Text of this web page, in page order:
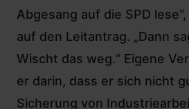
Abgesang auf die SPD
auf den Leitantrag. „Dann
Wischt das weg.“ Eigene
er darin, dass er sich nicht
Sicherung von